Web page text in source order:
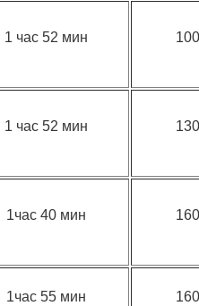
1 час 52 мин 100
1 час 52 мин 130
1час 40 мин 160
1час 55 мин 160